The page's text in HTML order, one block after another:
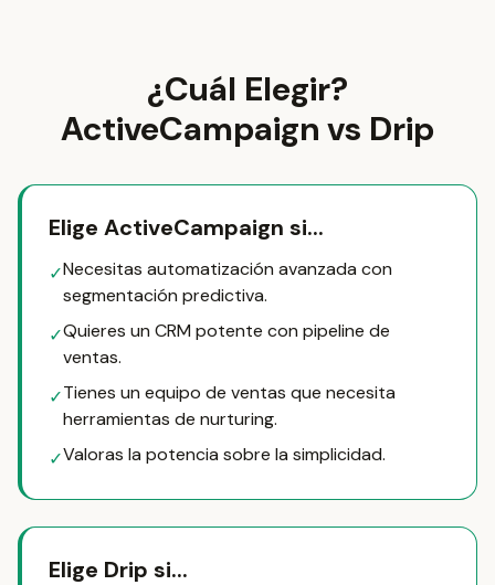
¿Cuál Elegir?
ActiveCampaign vs Drip
Elige ActiveCampaign si...
✓Necesitas automatización avanzada con
segmentación predictiva.
✓Quieres un CRM potente con pipeline de
ventas.
✓Tienes un equipo de ventas que necesita
herramientas de nurturing.
✓Valoras la potencia sobre la simplicidad.
Elige Drip si...